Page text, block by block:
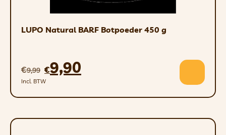
Glucosamine van zeeschaaldieren, mout,
varkensproteïnen, cranberryfruit,
paardenstaartpoeder, geïnactiveerde
gist, chondroïtinesulfaat, fructose,
natriumhyaluronaat, cristobaliet,
LUPO Natural BARF Botpoeder 450 g
€9,99 €9,90
Incl. BTW